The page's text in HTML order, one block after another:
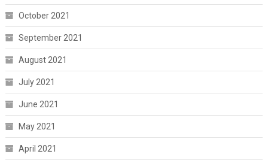
October 2021
September 2021
August 2021
July 2021
June 2021
May 2021
April 2021